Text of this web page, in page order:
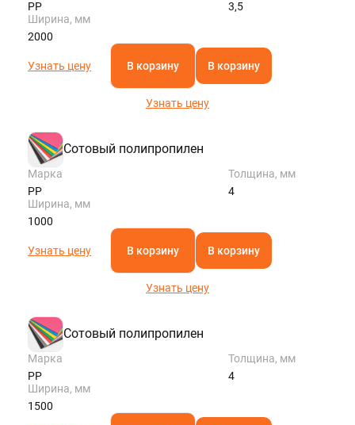
PP
3,5
Ширина, мм
2000
Узнать цену В корзину В корзину
Узнать цену
Сотовый полипропилен
Марка
PP
Толщина, мм
4
Ширина, мм
1000
Узнать цену В корзину В корзину
Узнать цену
Сотовый полипропилен
Марка
PP
Толщина, мм
4
Ширина, мм
1500